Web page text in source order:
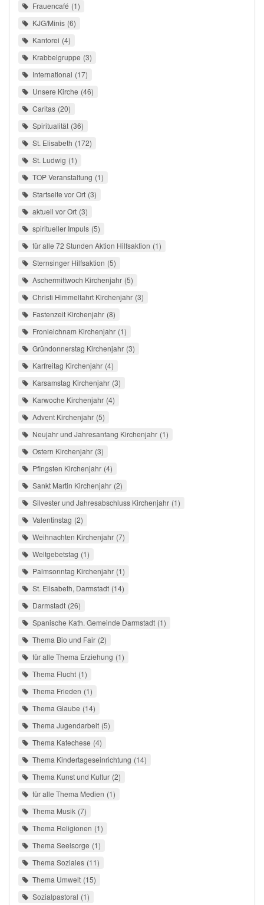
Frauencafé 1
KJG/Minis 6
Kantorei 4
Krabbelgruppe 3
International 17
Unsere Kirche 46
Caritas 20
Spiritualität 36
St. Elisabeth 172
St. Ludwig 1
TOP Veranstaltung 1
Startseite vor Ort 3
aktuell vor Ort 3
spiritueller Impuls 5
für alle 72 Stunden Aktion Hilfsaktion 1
Sternsinger Hilfsaktion 5
Aschermittwoch Kirchenjahr 5
Christi Himmelfahrt Kirchenjahr 3
Fastenzeit Kirchenjahr 8
Fronleichnam Kirchenjahr 1
Gründonnerstag Kirchenjahr 3
Karfreitag Kirchenjahr 4
Karsamstag Kirchenjahr 3
Karwoche Kirchenjahr 4
Advent Kirchenjahr 5
Neujahr und Jahresanfang Kirchenjahr 1
Ostern Kirchenjahr 3
Pfingsten Kirchenjahr 4
Sankt Martin Kirchenjahr 2
Silvester und Jahresabschluss Kirchenjahr 1
Valentinstag 2
Weihnachten Kirchenjahr 7
Weltgebetstag 1
Palmsonntag Kirchenjahr 1
St. Elisabeth, Darmstadt 14
Darmstadt 26
Spanische Kath. Gemeinde Darmstadt 1
Thema Bio und Fair 2
für alle Thema Erziehung 1
Thema Flucht 1
Thema Frieden 1
Thema Glaube 14
Thema Jugendarbeit 5
Thema Katechese 4
Thema Kindertageseinrichtung 14
Thema Kunst und Kultur 2
für alle Thema Medien 1
Thema Musik 7
Thema Religionen 1
Thema Seelsorge 1
Thema Soziales 11
Thema Umwelt 15
Sozialpastoral 1